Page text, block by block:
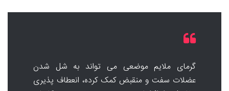
گرمای ملایم موضعی می تواند به شل شدن
عضلات سفت و منقبض کمک کرده، انعطاف پذیری